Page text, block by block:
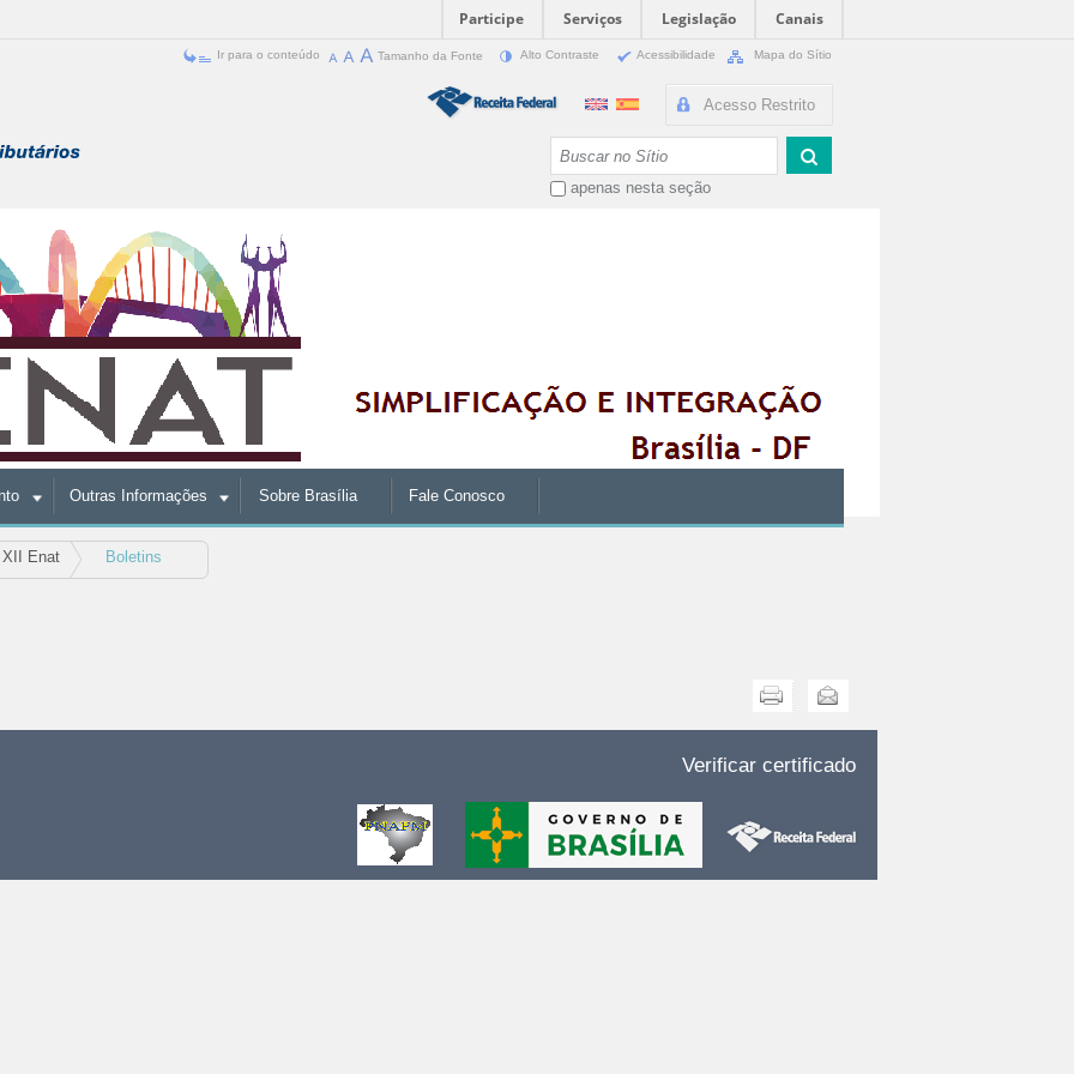
Participe Serviços Legislação
Canais
Ir para o conteúdo Tamanho da Fonte Alto Contraste Acessibilidade Mapa do Sítio
Acesso Restrito
apenas nesta seção
Outras Informações Sobre Brasília Fale Conosco
XII Enat Boletins
Enviar
Verificar certificado